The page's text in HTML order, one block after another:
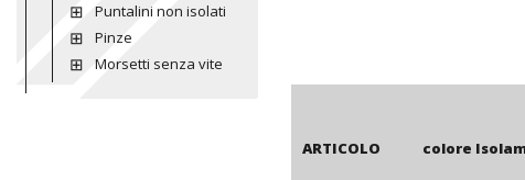
Puntalini non isolati
Pinze
Morsetti senza vite
ARTICOLO colore